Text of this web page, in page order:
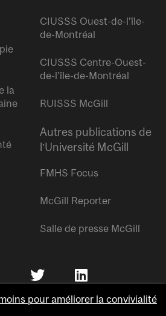
la
CIUSSS Ouest-de-l’île-
de-Montréal
CIUSSS Centre-Ouest-
de-l’île-de-Montréal
RUISSS McGill
Autres publications de
l’Université McGill
FMHS Focus
McGill Reporter
Salle de presse McGill
pour améliorer la convivialité